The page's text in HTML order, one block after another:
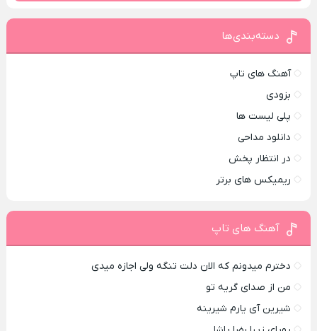
دسته‌بندی‌ها
آهنگ های تاپ
بزودی
پلی لیست ها
دانلود مداحی
در انتظار پخش
ریمیکس های برتر
آهنگ های تاپ
دخترم میدونم که الان دلت تنگه ولی اجازه میدی
من از صدای گريه تو
شیرین آی یارم شیرینه